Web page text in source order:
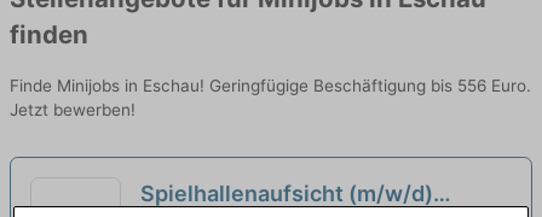
finden
Finde Minijobs in Eschau! Geringfügige Beschäftigung bis 556 Euro.
Jetzt bewerben!
Spielhallenaufsicht (m/w/d)